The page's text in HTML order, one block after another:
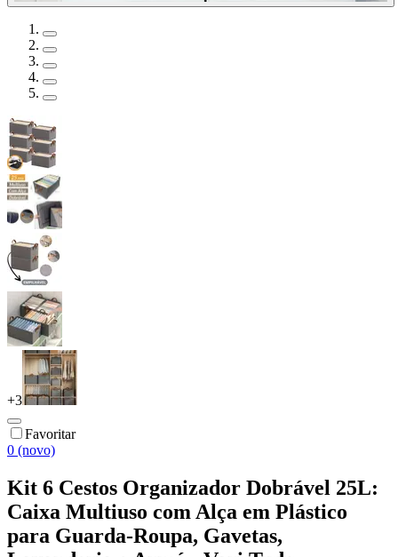
+3
Favoritar
0 (novo)
Kit 6 Cestos Organizador Dobrável 25L:
Caixa Multiuso com Alça em Plástico
para Guarda-Roupa, Gavetas,